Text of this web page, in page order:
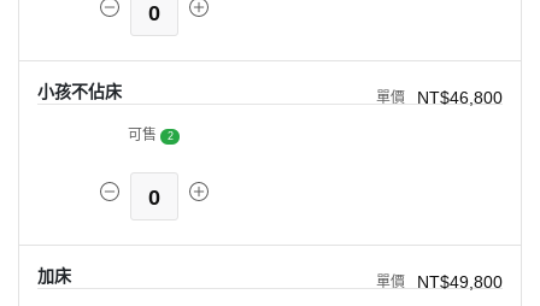
0
小孩不佔床 NT$46,800
可售 2
0
加床 NT$49,800